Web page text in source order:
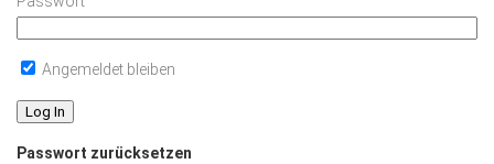
Angemeldet bleiben
Passwort zurücksetzen